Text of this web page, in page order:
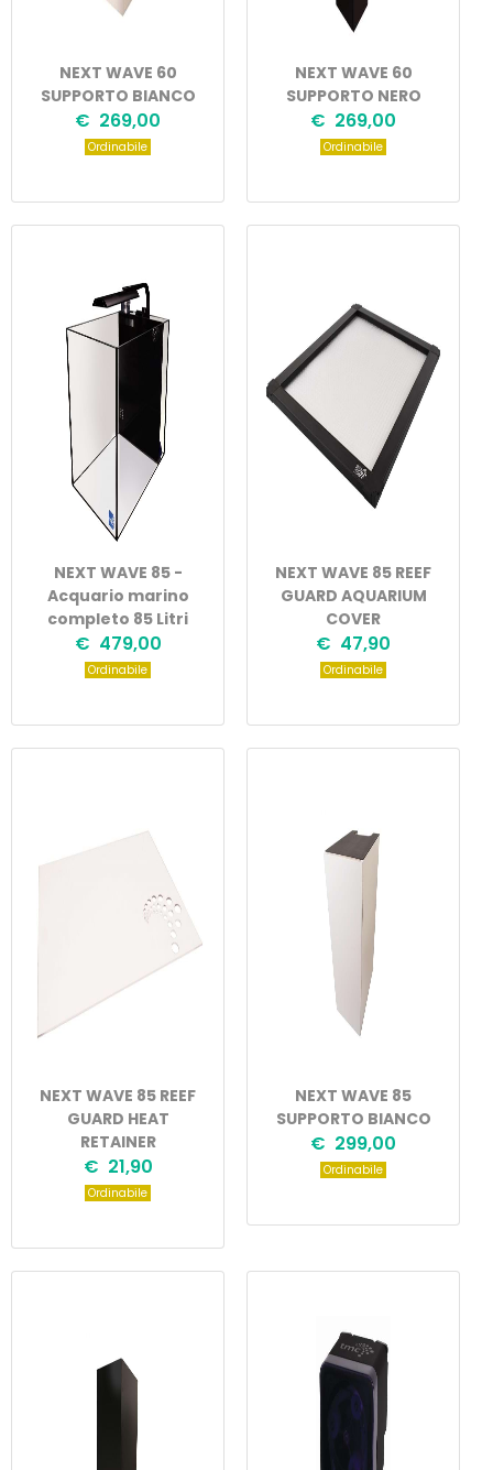
NEXT WAVE 60
SUPPORTO BIANCO
€ 269,00
Ordinabile
NEXT WAVE 60
SUPPORTO NERO
€ 269,00
Ordinabile
NEXT WAVE 85 -
Acquario marino
completo 85 Litri
€ 479,00
Ordinabile
NEXT WAVE 85 REEF
GUARD AQUARIUM
COVER
€ 47,90
Ordinabile
NEXT WAVE 85 REEF
GUARD HEAT
RETAINER
€ 21,90
Ordinabile
NEXT WAVE 85
SUPPORTO BIANCO
€ 299,00
Ordinabile